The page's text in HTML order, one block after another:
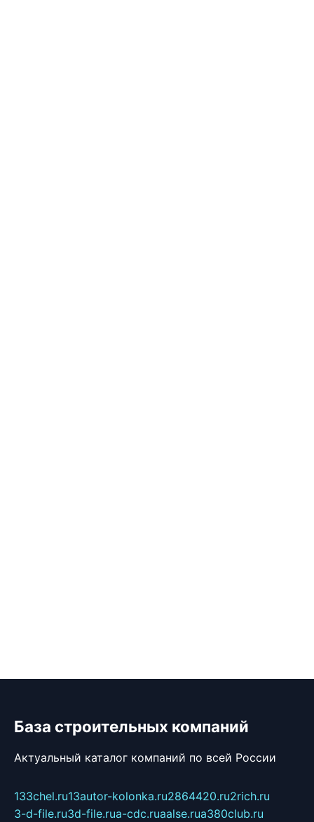
База строительных компаний
Актуальный каталог компаний по всей России
133chel.ru13autor-kolonka.ru2864420.ru2rich.ru
3-d-file.ru3d-file.rua-cdc.ruaalse.rua380club.ru